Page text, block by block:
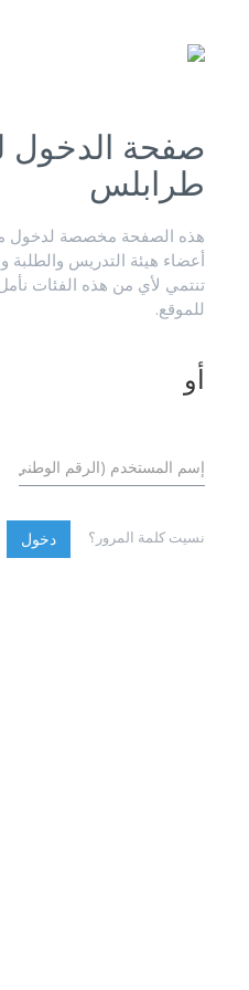
صفحة الدخول
طرابلس
هذه الصفحة مخصصة لدخول
أعضاء هيئة التدريس والطلبة
تنتمي لأي من هذه الفئات
للموقع.
أو
نسيت كلمة المرور؟ دخول